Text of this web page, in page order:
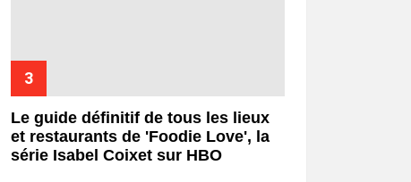
Le guide définitif de tous les lieux
et restaurants de 'Foodie Love', la
série Isabel Coixet sur HBO